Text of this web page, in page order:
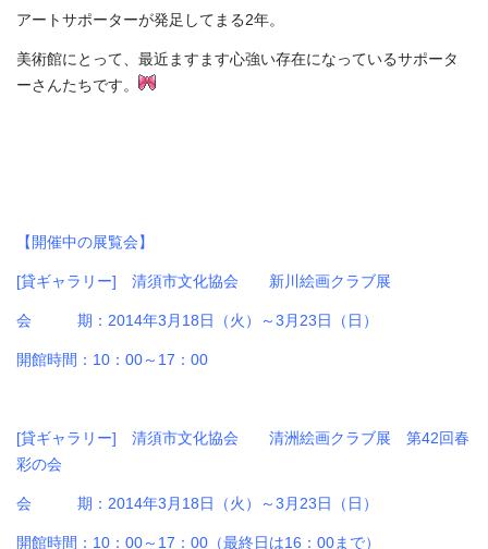
アートサポーターが発足してまる2年。
美術館にとって、最近ますます心強い存在になっているサポータ
ーさんたちです。
【開催中の展覧会】
[貸ギャラリー] 清須市文化協会 新川絵画クラブ展
会 期：2014年3月18日（火）～3月23日（日）
開館時間：10：00～17：00
[貸ギャラリー] 清須市文化協会 清洲絵画クラブ展 第42回春
彩の会
会 期：2014年3月18日（火）～3月23日（日）
開館時間：10：00～17：00（最終日は16：00まで）